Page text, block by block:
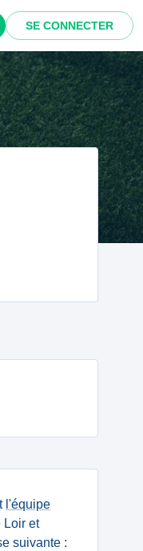
SE CONNECTER
l'équipe
Loir et
suivante :